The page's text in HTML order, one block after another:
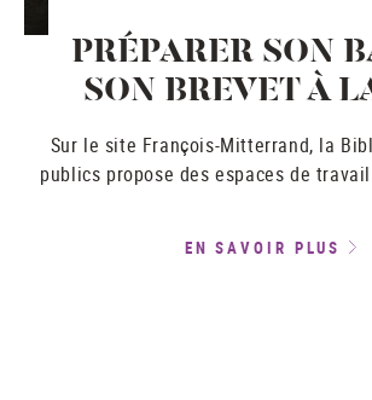
PRÉPARER SON
SON BREVET À
Sur le site François-Mitterrand, la
publics propose des espaces de
EN SAVOIR PLUS